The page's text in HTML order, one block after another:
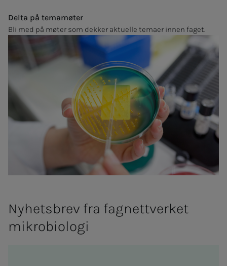
Delta på temamøter
Bli med på møter som dekker aktuelle temaer innen faget.
Nyhetsbrev fra fagnettverket
mikrobiologi